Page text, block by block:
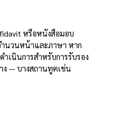
หรือหนังสือมอบ
ำนวนหน้าและภาษา หาก
เนินการสำหรับการรับรอง
ง — บางสถานทูตเช่น